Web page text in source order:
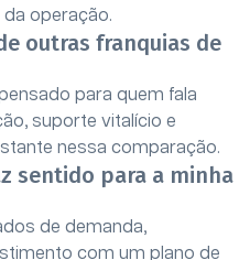
operação.
outras franquias de
para quem fala
suporte vitalício e
nessa comparação.
sentido para a minha
de demanda,
com um plano de